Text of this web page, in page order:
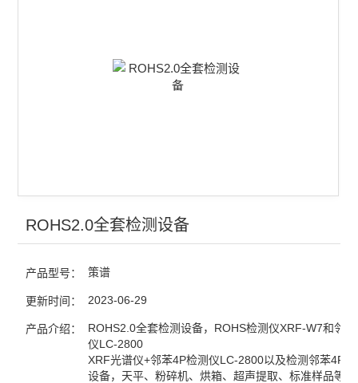
ROHS2.0全套检测设备
产品型号： 策谱
更新时间： 2023-06-29
产品介绍：
ROHS2.0全套检测设备，ROHS检测仪XRF-W7和邻
仪LC-2800
XRF光谱仪+邻苯4P检测仪LC-2800以及检测邻苯4P
设备，天平、粉碎机、烘箱、超声提取、标准样品等